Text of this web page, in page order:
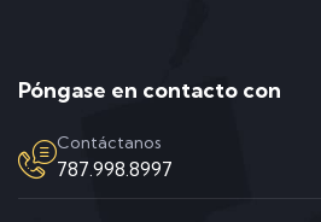
Póngase en contacto con
Contáctanos
787.998.8997